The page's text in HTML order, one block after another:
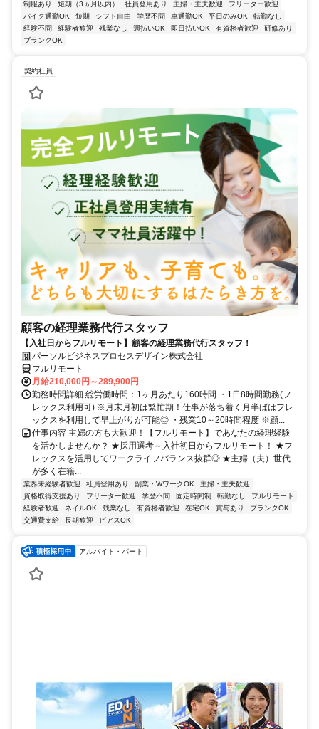
制服あり 短期（3ヵ月以内） 社員登用あり 主婦・主夫歓迎
フリーター歓迎
バイク通勤OK
短期 シフト自由 学歴不問 車通勤OK 平日のみOK
転勤なし
経験不問
経験者歓迎 残業なし 週払いOK 即日払いOK 有資格者歓迎
研修あり
ブランクOK
契約社員
顧客の経理業務代行スタッフ
【入社日からフルリモート】顧客の経理業務代行スタッフ！
パーソルビジネスプロセスデザイン株式会社
フルリモート
月給210,000円～289,900円
勤務時間詳細 総労働時間：1ヶ月あたり160時間 ・1日8時間勤務(フ
レックス利用可) ※月末月初は繁忙期！仕事が落ち着く月半ばはフレ
ックスを利用して早上がりが可能◎ ・残業10～20時間程度 ※顧...
仕事内容 主婦の方も大歓迎！【フルリモート】であなたの経理経験
を活かしませんか？ ★採用選考～入社初日からフルリモート！ ★フ
レックスを活用してワークライフバランス抜群◎ ★主婦（夫）世代
が多く在籍...
業界未経験者歓迎 社員登用あり 副業・WワークOK
主婦・主夫歓迎
資格取得支援あり
フリーター歓迎 学歴不問 固定時間制 転勤なし
フルリモート
経験者歓迎
ネイルOK 残業なし 有資格者歓迎 在宅OK 賞与あり
ブランクOK
交通費支給
長期歓迎 ピアスOK
アルバイト・パート